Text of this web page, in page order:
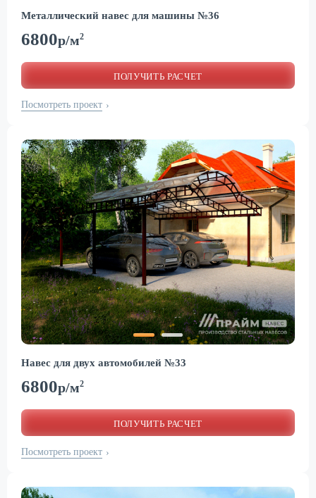
Металлический навес для машины №36
6800р/м2
ПОЛУЧИТЬ РАСЧЕТ
Посмотреть проект ›
Навес для двух автомобилей №33
6800р/м2
ПОЛУЧИТЬ РАСЧЕТ
Посмотреть проект ›